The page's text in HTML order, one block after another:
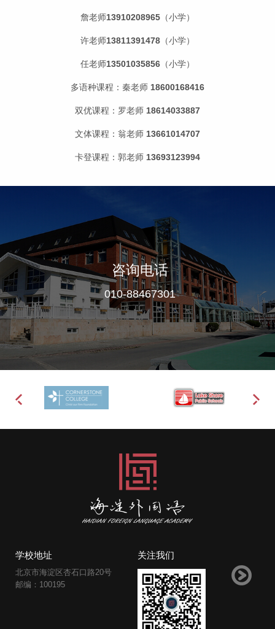
詹老师13910208965 （小学）
许老师13811391478 （小学）
任老师13501035856 （小学）
多语种课程：秦老师 18600168416
双优课程：罗老师 18614033887
文体课程：翁老师 13661014707
卡登课程：郭老师 13693123994
咨询电话
010-88467301
学校地址
北京市海淀区杏石口路20号
邮编：100195
关注我们